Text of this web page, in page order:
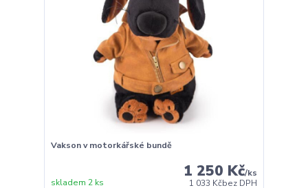
Vakson v motorkářské bundě
1 250 Kč/ks
1 033 Kčbez DPH
skladem 2 ks